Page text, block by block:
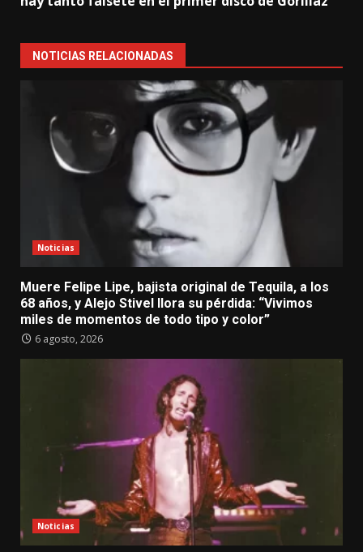
NOTICIAS RELACIONADAS
Noticias
Muere Felipe Lipe, bajista original de Tequila, a los
68 años, y Alejo Stivel llora su pérdida: “Vivimos
miles de momentos de todo tipo y color”
6 agosto, 2026
Noticias